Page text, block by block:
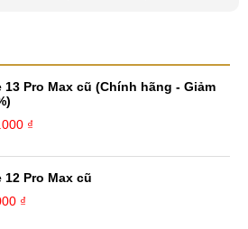
thần tự giác và sự chuyên nghiệp là
13 Pro Max cũ (Chính hãng - Giảm
₫
12 Pro Max cũ
₫